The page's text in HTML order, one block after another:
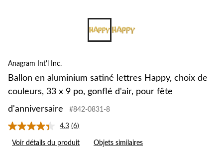
Anagram Int'l Inc.
Ballon en aluminium satiné lettres Happy, choix de
couleurs, 33 x 9 po, gonflé d'air, pour fête
d'anniversaire
#842-0831-8
4.3 Lire
les
6
(6)
Voir détails du produit Objets similaires